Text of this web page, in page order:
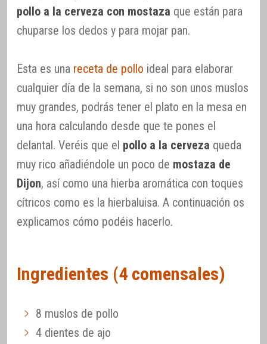
pollo a la cerveza con mostaza que están para
chuparse los dedos y para mojar pan.
Esta es una receta de pollo ideal para elaborar
cualquier día de la semana, si no son unos muslos
muy grandes, podrás tener el plato en la mesa en
una hora calculando desde que te pones el
delantal. Veréis que el pollo a la cerveza queda
muy rico añadiéndole un poco de mostaza de
Dijon, así como una hierba aromática con toques
cítricos como es la hierbaluisa. A continuación os
explicamos cómo podéis hacerlo.
Ingredientes (4 comensales)
8 muslos de pollo
4 dientes de ajo